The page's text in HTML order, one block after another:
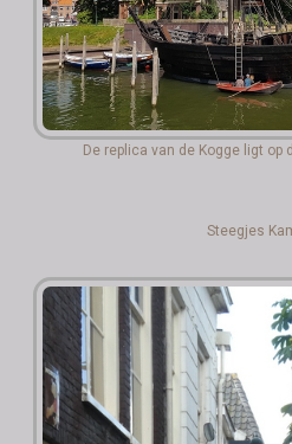
De replica van de Kogge ligt op
Steegjes